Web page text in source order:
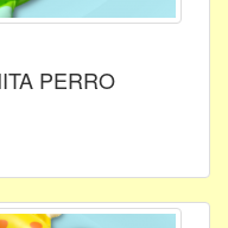
PERRO